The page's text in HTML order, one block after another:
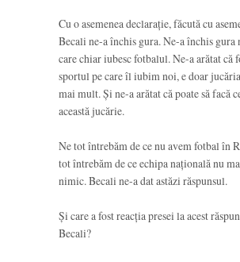
Cu o asemenea declarație, făcută cu
Becali ne-a închis gura. Ne-a închis gura
care chiar iubesc fotbalul. Ne-a arătat că
sportul pe care îl iubim noi, e doar
mai mult. Și ne-a arătat că poate să facă
această jucărie.
Ne tot întrebăm de ce nu avem fotbal în
tot întrebăm de ce echipa națională nu
nimic. Becali ne-a dat astăzi răspunsul.
Și care a fost reacția presei la acest
Becali?